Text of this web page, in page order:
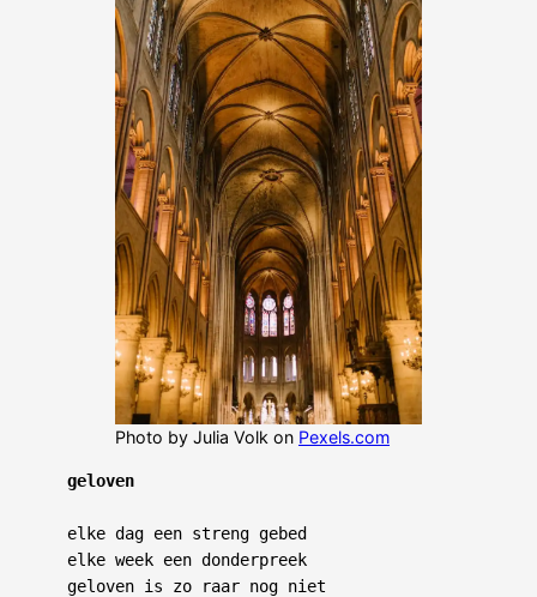
Photo by Julia Volk on Pexels.com
geloven
elke dag een streng gebed
elke week een donderpreek
geloven is zo raar nog niet